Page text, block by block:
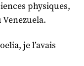
physiques,
je l’avais